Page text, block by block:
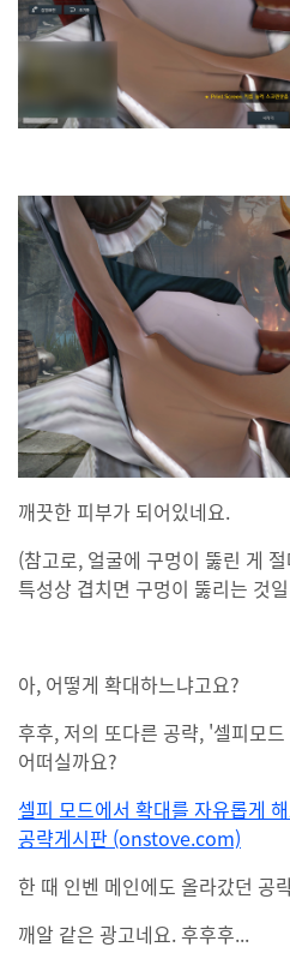
깨끗한 피부가 되어있네요.
(참고로, 얼굴에 구멍이 뚫린 게
특성상 겹치면 구멍이 뚫리는 것
아, 어떻게 확대하느냐고요?
후후, 저의 또다른 공략, '셀피모
어떠실까요?
셀피 모드에서 확대를 자유롭게
공략게시판 (onstove.com)
한 때 인벤 메인에도 올라갔던 공
깨알 같은 광고네요. 후후후...